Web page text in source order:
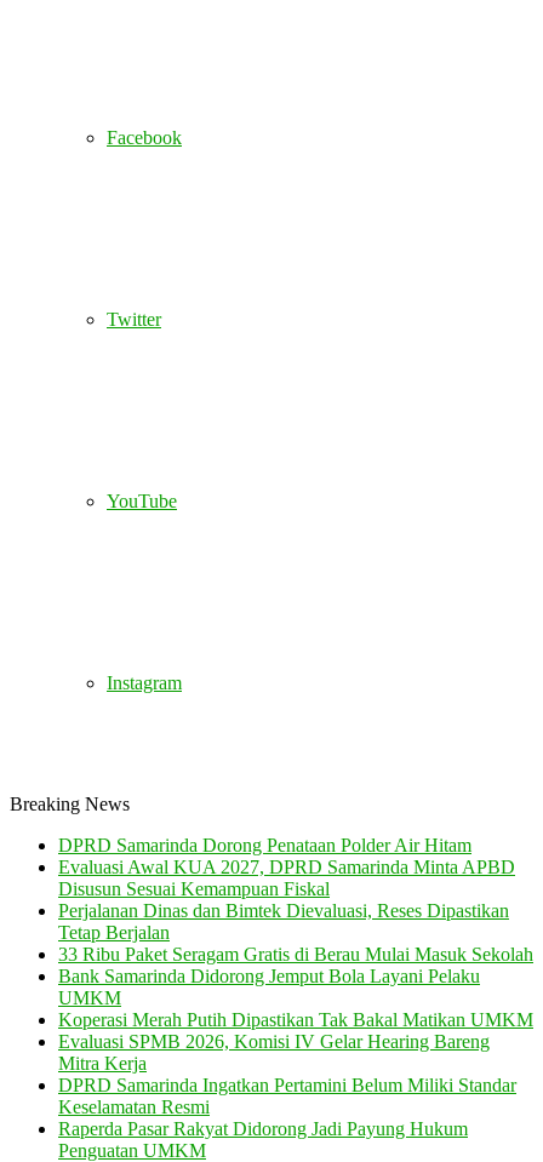
Facebook
Twitter
YouTube
Instagram
Breaking News
DPRD Samarinda Dorong Penataan Polder Air Hitam
Evaluasi Awal KUA 2027, DPRD Samarinda Minta APBD
Disusun Sesuai Kemampuan Fiskal
Perjalanan Dinas dan Bimtek Dievaluasi, Reses Dipastikan
Tetap Berjalan
33 Ribu Paket Seragam Gratis di Berau Mulai Masuk Sekolah
Bank Samarinda Didorong Jemput Bola Layani Pelaku
UMKM
Koperasi Merah Putih Dipastikan Tak Bakal Matikan UMKM
Evaluasi SPMB 2026, Komisi IV Gelar Hearing Bareng
Mitra Kerja
DPRD Samarinda Ingatkan Pertamini Belum Miliki Standar
Keselamatan Resmi
Raperda Pasar Rakyat Didorong Jadi Payung Hukum
Penguatan UMKM